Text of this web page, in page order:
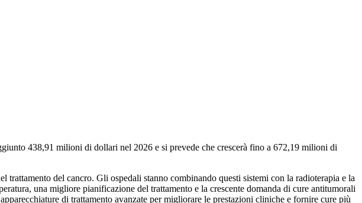
438,91 milioni di dollari nel 2026 e si prevede che crescerà fino a 672,19 milioni di
del cancro. Gli ospedali stanno combinando questi sistemi con la radioterapia e la
una migliore pianificazione del trattamento e la crescente domanda di cure antitumorali
di trattamento avanzate per migliorare le prestazioni cliniche e fornire cure più